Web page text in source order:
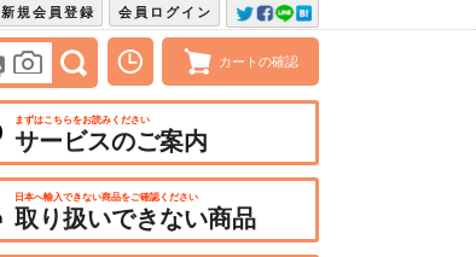
会員ログイン
新規会員登録
カートの確認
まずはこちらをお読みください
サービスのご案内
日本へ輸入できない商品をご確認ください
取り扱いできない商品